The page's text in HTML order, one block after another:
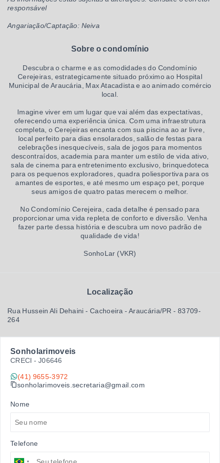
responsável
Angariação/Captação: Neiva
Sobre o condomínio
Descubra o charme e as comodidades do Condomínio
Cerejeiras, estrategicamente situado próximo ao Hospital
Municipal de Araucária, Max Atacadista e ao animado comércio
local.
Imagine viver em um lugar que vai além das expectativas,
oferecendo uma experiência única. Com uma infraestrutura
completa, o Cerejeiras encanta com sua piscina ao ar livre,
local perfeito para dias ensolarados, salão de festas para
celebrações inesquecíveis, sala de jogos para momentos
descontraídos, academia para manter um estilo de vida ativo,
sala de cinema para entretenimento exclusivo, brinquedoteca
para os pequenos exploradores, quadra poliesportiva para os
amantes de esportes, e até mesmo um espaço pet, porque
seus amigos de quatro patas merecem o melhor.
No Condomínio Cerejeira, cada detalhe é pensado para
proporcionar uma vida repleta de conforto e diversão. Venha
fazer parte dessa história e descubra um novo padrão de
qualidade de vida!
SonhoLar (VKR)
Localização
Rua Hussein Ali Dehaini - Cachoeira - Araucária/PR - 83709-
264
Sonholarimoveis
CRECI - J06646
(41) 9655-3972
sonholarimoveis.secretaria@gmail.com
Nome
Telefone